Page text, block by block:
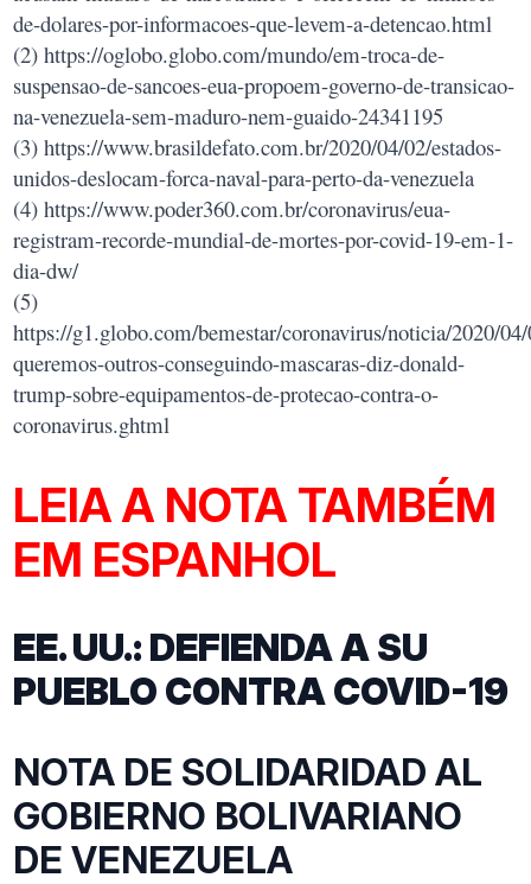
de-dolares-por-informacoes-que-levem-a-detencao.html
(2) https://oglobo.globo.com/mundo/em-troca-de-
suspensao-de-sancoes-eua-propoem-governo-de-transicao-
na-venezuela-sem-maduro-nem-guaido-24341195
(3) https://www.brasildefato.com.br/2020/04/02/estados-
unidos-deslocam-forca-naval-para-perto-da-venezuela
(4) https://www.poder360.com.br/coronavirus/eua-
registram-recorde-mundial-de-mortes-por-covid-19-em-1-
dia-dw/
(5)
https://g1.globo.com/bemestar/coronavirus/noticia/2020/
queremos-outros-conseguindo-mascaras-diz-donald-
trump-sobre-equipamentos-de-protecao-contra-o-
coronavirus.ghtml
LEIA A NOTA TAMBÉM
EM ESPANHOL
EE. UU.: DEFIENDA A SU
PUEBLO CONTRA COVID-19
NOTA DE SOLIDARIDAD AL
GOBIERNO BOLIVARIANO
DE VENEZUELA